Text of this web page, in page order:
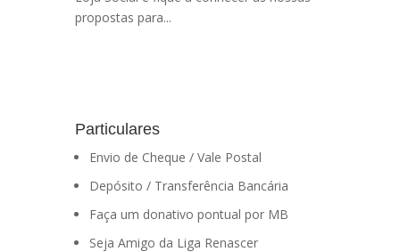
propostas para...
Particulares
Envio de Cheque / Vale Postal
Depósito / Transferência Bancária
Faça um donativo pontual por MB
Seja Amigo da Liga Renascer